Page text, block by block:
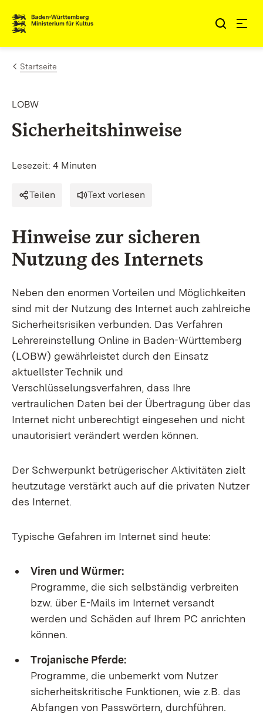
Zum Inhalt springen
Link zur Startseite
Startseite
LOBW
Sicherheitshinweise
Lesezeit: 4 Minuten
Teilen Text vorlesen
Hinweise zur sicheren
Nutzung des Internets
Neben den enormen Vorteilen und Möglichkeiten
sind mit der Nutzung des Internet auch zahlreiche
Sicherheitsrisiken verbunden. Das Verfahren
Lehrereinstellung Online in Baden-Württemberg
(LOBW) gewährleistet durch den Einsatz
aktuellster Technik und
Verschlüsselungsverfahren, dass Ihre
vertraulichen Daten bei der Übertragung über das
Internet nicht unberechtigt eingesehen und nicht
unautorisiert verändert werden können.
Der Schwerpunkt betrügerischer Aktivitäten zielt
heutzutage verstärkt auch auf die privaten Nutzer
des Internet.
Typische Gefahren im Internet sind heute:
Viren und Würmer:
Programme, die sich selbständig verbreiten
bzw. über E-Mails im Internet versandt
werden und Schäden auf Ihrem PC anrichten
können.
Trojanische Pferde:
Programme, die unbemerkt vom Nutzer
sicherheitskritische Funktionen, wie z.B. das
Abfangen von Passwörtern, durchführen.